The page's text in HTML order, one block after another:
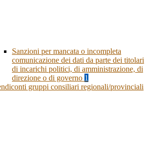
Sanzioni per mancata o incompleta
comunicazione dei dati da parte dei titolari
di incarichi politici, di amministrazione, di
direzione o di governo 1
gruppi consiliari regionali/provinciali